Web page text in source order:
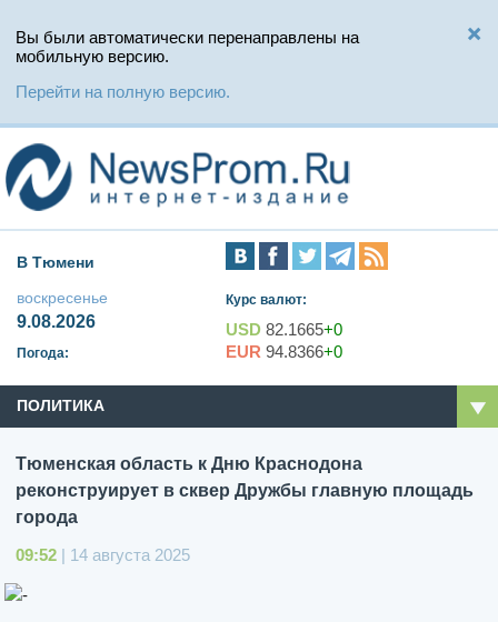
Вы были автоматически перенаправлены на
мобильную версию.
Перейти на полную версию.
В Тюмени
воскресенье
9.08.2026
Погода:
Курс валют:
USD 82.1665+0
EUR 94.8366+0
ПОЛИТИКА
Тюменская область к Дню Краснодона
реконструирует в сквер Дружбы главную площадь
города
09:52 | 14 августа 2025